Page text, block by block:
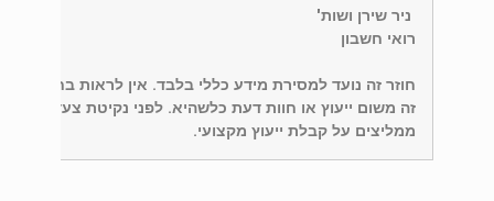
ניר שירן ושות'
רואי חשבון
חוזר זה נועד למסירת מידע כללי בלבד. אין לראות בחומר
זה משום ייעוץ או חוות דעת כלשהיא. לפני נקיטת צעדים
ממליצים על קבלת ייעוץ מקצועי.